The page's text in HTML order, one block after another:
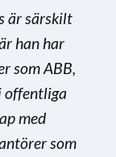
är särskilt
han har
som ABB,
offentliga
med
som